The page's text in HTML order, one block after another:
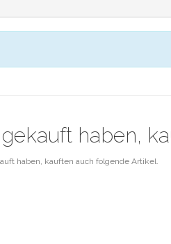
haben,
haben, kauften auch folgende Artikel.